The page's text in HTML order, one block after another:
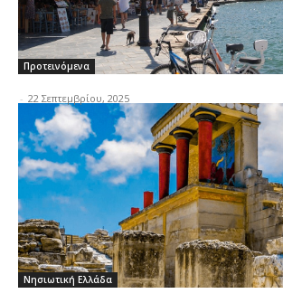
Προτεινόμενα
- 22 Σεπτεμβρίου, 2025
Νησιωτική Ελλάδα